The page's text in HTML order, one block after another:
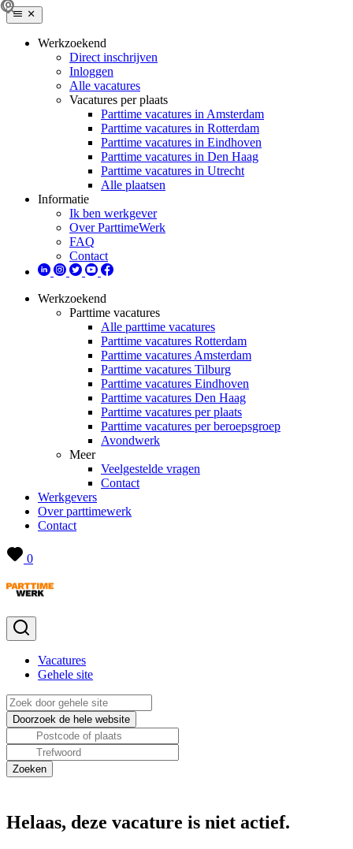
Werkzoekend
Direct inschrijven
Inloggen
Alle vacatures
Vacatures per plaats
Parttime vacatures in Amsterdam
Parttime vacatures in Rotterdam
Parttime vacatures in Eindhoven
Parttime vacatures in Den Haag
Parttime vacatures in Utrecht
Alle plaatsen
Informatie
Ik ben werkgever
Over ParttimeWerk
FAQ
Contact
Werkzoekend
Parttime vacatures
Alle parttime vacatures
Parttime vacatures Rotterdam
Parttime vacatures Amsterdam
Parttime vacatures Tilburg
Parttime vacatures Eindhoven
Parttime vacatures Den Haag
Parttime vacatures per plaats
Parttime vacatures per beroepsgroep
Avondwerk
Meer
Veelgestelde vragen
Contact
Werkgevers
Over parttimewerk
Contact
0
Vacatures
Gehele site
Helaas, deze vacature is niet actief.